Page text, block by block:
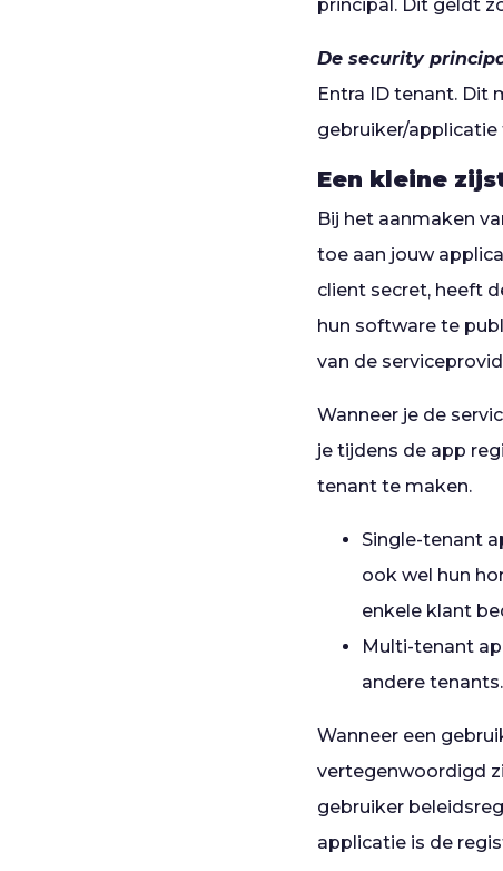
principal. Dit geldt
De security
Entra ID tenant. Dit
gebruiker/
Een kleine
Bij het aanmaken
toe aan jouw
client secret, heeft
hun software te
van de
Wanneer je de
je tijdens de app
tenant te maken.
Single-tenant
ook wel hun
enkele klant
Multi-tenant
andere
Wanneer een
vertegenwoordigd
gebruiker
applicatie is de